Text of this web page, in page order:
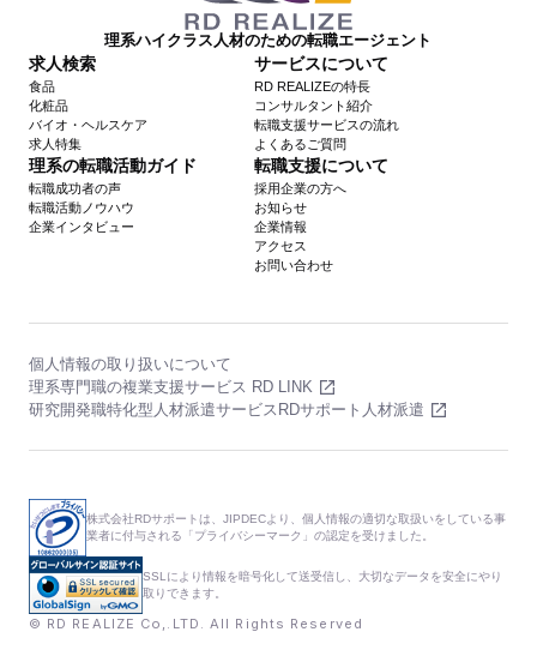
理系ハイクラス人材のための転職エージェント
求人検索
食品
化粧品
バイオ・ヘルスケア
求人特集
サービスについて
RD REALIZEの特長
コンサルタント紹介
転職支援サービスの流れ
よくあるご質問
理系の転職活動ガイド
転職成功者の声
転職活動ノウハウ
企業インタビュー
転職支援について
採用企業の方へ
お知らせ
企業情報
アクセス
お問い合わせ
個人情報の取り扱いについて
理系専門職の複業支援サービス RD LINK
研究開発職特化型人材派遣サービスRDサポート人材派遣
株式会社RDサポートは、JIPDECより、個人情報の適切な取扱いをしている事
業者に付与される「プライバシーマーク」の認定を受けました。
SSLにより情報を暗号化して送受信し、大切なデータを安全にやり
取りできます。
© RD REALIZE Co,.LTD. All Rights Reserved